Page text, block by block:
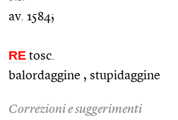
av. 1584;
RE tosc.
balordaggine , stupidaggine
Correzioni e suggerimenti